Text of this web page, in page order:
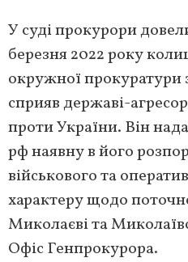
У суді прокурори
березня 2022 року
окружної прокуратури
сприяв державі-
проти України. Він
рф наявну в його
військового та
характеру щодо
Миколаєві та
Офіс Генпрокурора.